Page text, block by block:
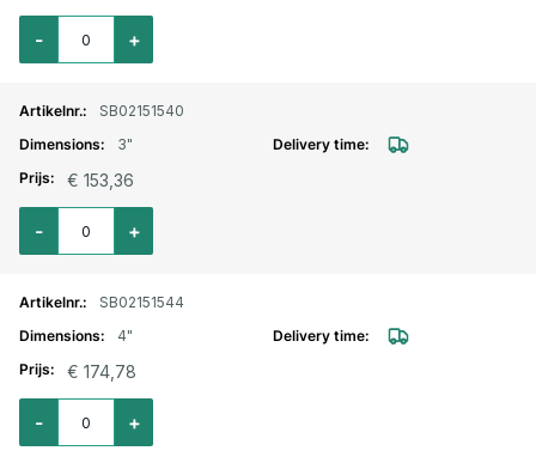
Aantal voor Kamlok RVS MAN-deel met buitendraad 2 1/2" type F
+
-
SB02151540
3"
€ 153,36
Aantal voor Kamlok RVS MAN-deel met buitendraad 3" type F
+
-
SB02151544
4"
€ 174,78
Aantal voor Kamlok RVS MAN-deel met buitendraad 4" type F
+
-